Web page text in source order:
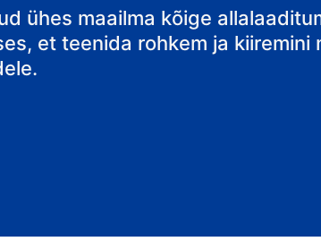
ühes maailma kõige
et teenida rohkem ja kiiremini